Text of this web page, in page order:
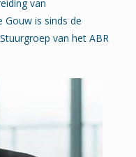
van
Gouw is sinds de
van het ABR